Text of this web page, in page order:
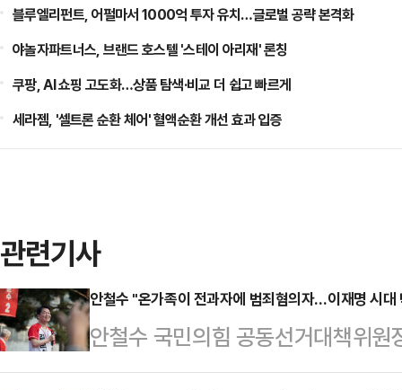
블루엘리펀트, 어펄마서 1000억 투자 유치…글로벌 공략 본격화
야놀자파트너스, 브랜드 호스텔 '스테이 아리재' 론칭
쿠팡, AI 쇼핑 고도화…상품 탐색·비교 더 쉽고 빠르게
세라젬, '셀트론 순환 체어' 혈액순환 개선 효과 입증
관련기사
안철수 "온가족이 전과자에 범죄혐의자…이재명 시대
안철수 국민의힘 공동선거대책위
투표해달라"고 호소했다.안철수 공